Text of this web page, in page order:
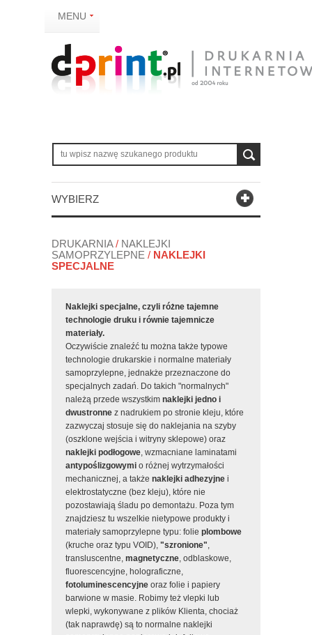
MENU
WYBIERZ
DRUKARNIA/ NAKLEJKI
SAMOPRZYLEPNE / NAKLEJKI
SPECJALNE
Naklejki specjalne, czyli różne tajemne
technologie druku i równie tajemnicze
materiały.
Oczywiście znaleźć tu można także typowe
technologie drukarskie i normalne materiały
samoprzylepne, jednakże przeznaczone do
specjalnych zadań. Do takich "normalnych"
należą przede wszystkim naklejki jedno i
dwustronne z nadrukiem po stronie kleju, które
zazwyczaj stosuje się do naklejania na szyby
(oszklone wejścia i witryny sklepowe) oraz
naklejki podłogowe, wzmacniane laminatami
antypoślizgowymi o różnej wytrzymałości
mechanicznej, a także naklejki adhezyjne i
elektrostatyczne (bez kleju), które nie
pozostawiają śladu po demontażu. Poza tym
znajdziesz tu wszelkie nietypowe produkty i
materiały samoprzylepne typu: folie plombowe
(kruche oraz typu VOID), "szronione",
transluscentne, magnetyczne, odblaskowe,
fluorescencyjne, holograficzne,
fotoluminescencyjne oraz folie i papiery
barwione w masie. Robimy też vlepki lub
wlepki, wykonywane z plików Klienta, chociaż
(tak naprawdę) są to normalne naklejki